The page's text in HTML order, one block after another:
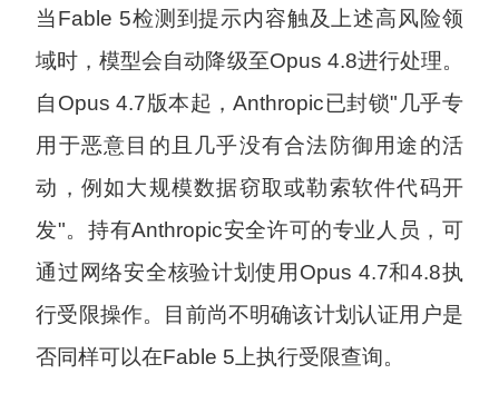
当Fable 5检测到提示内容触及上述高风险领
域时，模型会自动降级至Opus 4.8进行处理。
自Opus 4.7版本起，Anthropic已封锁"几乎专
用于恶意目的且几乎没有合法防御用途的活
动，例如大规模数据窃取或勒索软件代码开
发"。持有Anthropic安全许可的专业人员，可
通过网络安全核验计划使用Opus 4.7和4.8执
行受限操作。目前尚不明确该计划认证用户是
否同样可以在Fable 5上执行受限查询。